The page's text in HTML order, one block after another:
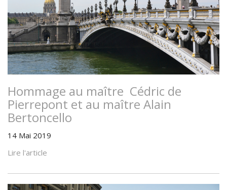
Hommage au maître Cédric de
Pierrepont et au maître Alain
Bertoncello
14 Mai 2019
Lire l'article